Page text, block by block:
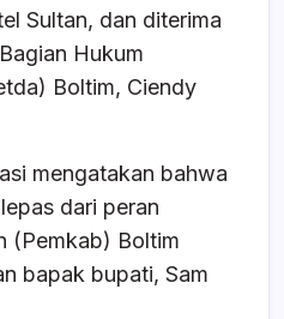
Sultan, dan diterima
Hukum
Boltim, Ciendy
mengatakan bahwa
dari peran
(Pemkab) Boltim
bapak bupati, Sam